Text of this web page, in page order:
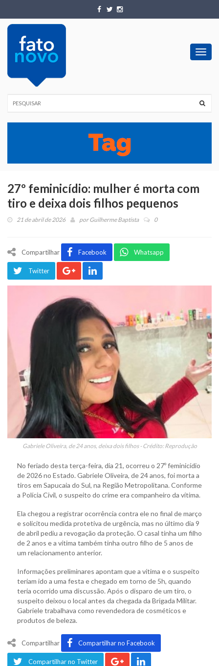
27º feminicídio: mulher é morta com
tiro e deixa dois filhos pequenos
21 de abril de 2026 porGuilherme Baptista 0
Compartilhar Facebook Whatsapp
Twitter
Gabriele Oliveira, de 24 anos, deixa dois filhos - Crédito: Reprodução
No feriado desta terça-feira, dia 21, ocorreu o 27º feminicídio
de 2026 no Estado. Gabriele Oliveira, de 24 anos, foi morta a
tiros em Sapucaia do Sul, na Região Metropolitana. Conforme
a Polícia Civil, o suspeito do crime era companheiro da vítima.
Ela chegou a registrar ocorrência contra ele no final de março
e solicitou medida protetiva de urgência, mas no último dia 9
de abril pediu a revogação da proteção. O casal tinha um filho
de 2 anos e a vítima também tinha outro filho de 5 anos de
um relacionamento anterior.
Informações preliminares apontam que a vítima e o suspeito
teriam ido a uma festa e chegado em torno de 5h, quando
teria ocorrido uma discussão. Após o disparo de um tiro, o
suspeito deixou o local antes da chegada da Brigada Militar.
Gabriele trabalhava como revendedora de cosméticos e
produtos de beleza.
Compartilhar Compartilhar no Facebook
Compartilhar no Twitter